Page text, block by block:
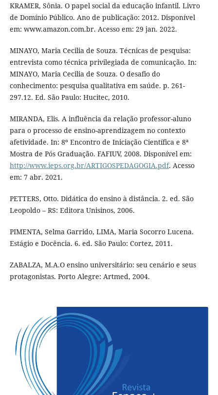
KRAMER, Sônia. O papel social da educação infantil. Livro
de Domínio Público. Ano de publicação: 2012. Disponível
em: www.amazon.com.br. Acesso em: 29 jan. 2022.
MINAYO, Maria Cecilia de Souza. Técnicas de pesquisa:
entrevista como técnica privilegiada de comunicação. In:
MINAYO, Maria Cecilia de Souza. O desafio do
conhecimento: pesquisa qualitativa em saúde. p. 261-
297.12. Ed. São Paulo: Hucitec, 2010.
MIRANDA, Elis. A influência da relação professor-aluno
para o processo de ensino-aprendizagem no contexto
afetividade. In: 8º Encontro de Iniciação Científica e 8ª
Mostra de Pós Graduação. FAFIUV, 2008. Disponível em:
http://www.ieps.org.br/ARTIGOSPEDAGOGIA.pdf. Acesso
em: 7 abr. 2021.
PETTERS, Otto. Didática do ensino à distância. 2. ed. São
Leopoldo – RS: Editora Unisinos, 2006.
PIMENTA, Selma Garrido, LIMA, Maria Socorro Lucena.
Estágio e Docência. 6. ed. São Paulo: Cortez, 2011.
ZABALZA, M.A.O ensino universitário: seu cenário e seus
protagonistas. Porto Alegre: Artmed, 2004.